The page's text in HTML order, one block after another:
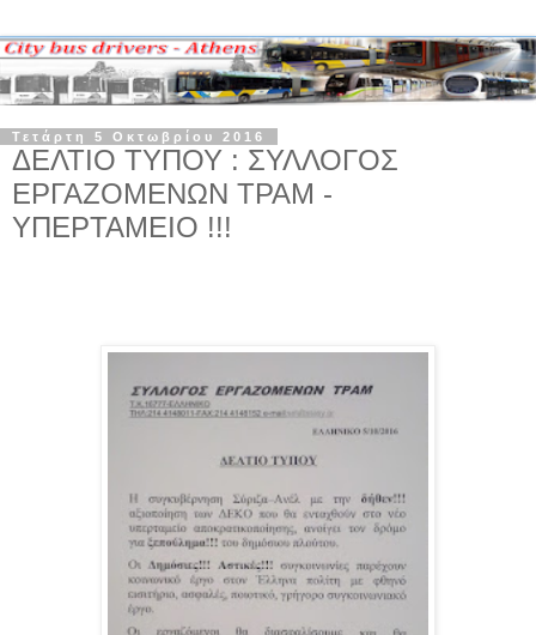
Τετάρτη 5 Οκτωβρίου 2016
ΔΕΛΤΙΟ ΤΥΠΟΥ : ΣΥΛΛΟΓΟΣ
ΕΡΓΑΖΟΜΕΝΩΝ ΤΡΑΜ -
ΥΠΕΡΤΑΜΕΙΟ !!!